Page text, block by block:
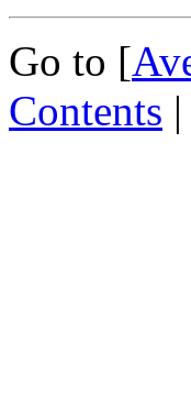
Go to [
Contents |